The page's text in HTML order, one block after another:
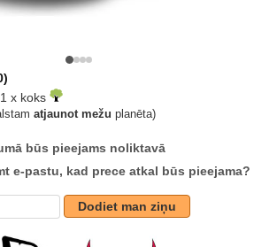
1 x koks
atjaunot mežu planēta)
būs pieejams noliktavā
e-pastu, kad prece atkal būs pieejama?
Dodiet man ziņu